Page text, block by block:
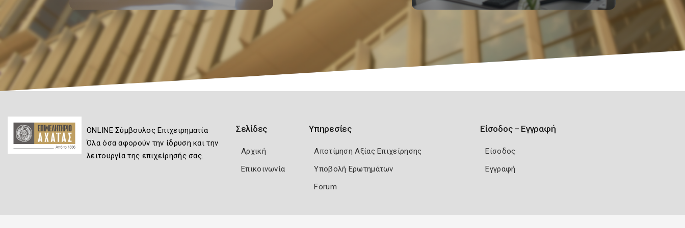
ONLINE Σύμβουλος Επιχειρηματία
Όλα όσα αφορούν την ίδρυση και την
λειτουργία της επιχείρησής σας.
Σελίδες
Αρχική
Επικοινωνία
Υπηρεσίες
Αποτίμηση Αξίας Επιχείρησης
Υποβολή Ερωτημάτων
Forum
Είσοδος – Εγγραφή
Είσοδος
Εγγραφή